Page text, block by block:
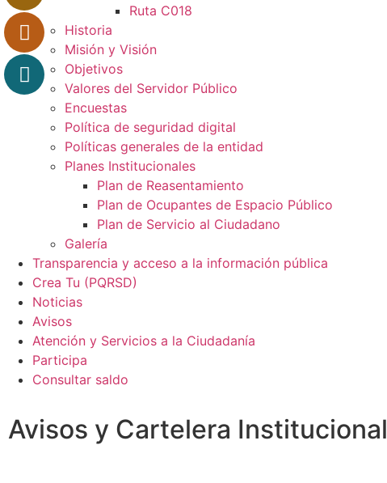
Ruta C018
Historia
Misión y Visión
Objetivos
Valores del Servidor Público
Encuestas
Política de seguridad digital
Políticas generales de la entidad
Planes Institucionales
Plan de Reasentamiento
Plan de Ocupantes de Espacio Público
Plan de Servicio al Ciudadano
Galería
Transparencia y acceso a la información pública
Crea Tu (PQRSD)
Noticias
Avisos
Atención y Servicios a la Ciudadanía
Participa
Consultar saldo
Avisos y Cartelera Institucional